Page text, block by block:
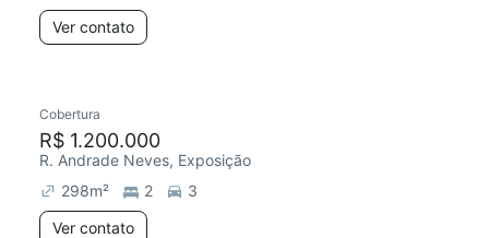
Ver contato
Redecorar
Cobertura
R$ 1.200.000
R. Andrade Neves, Exposição
298m² 2
3
Ver contato